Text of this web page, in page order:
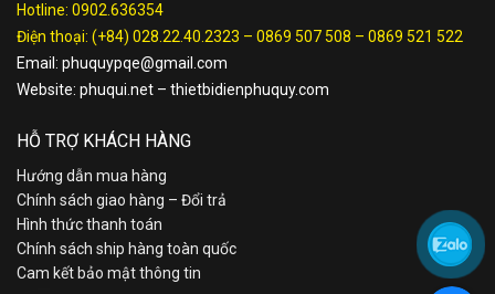
Hotline: 0902.636354
Điện thoại: (+84) 028.22.40.2323 – 0869 507 508 – 0869 521 522
Email: phuquypqe@gmail.com
Website: phuqui.net – thietbidienphuquy.com
HỖ TRỢ KHÁCH HÀNG
Hướng dẫn mua hàng
Chính sách giao hàng – Đổi trả
Hình thức thanh toán
Chính sách ship hàng toàn quốc
Cam kết bảo mật thông tin